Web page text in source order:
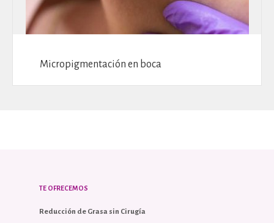
Micropigmentación en boca
TE OFRECEMOS
Reducción de Grasa sin Cirugía